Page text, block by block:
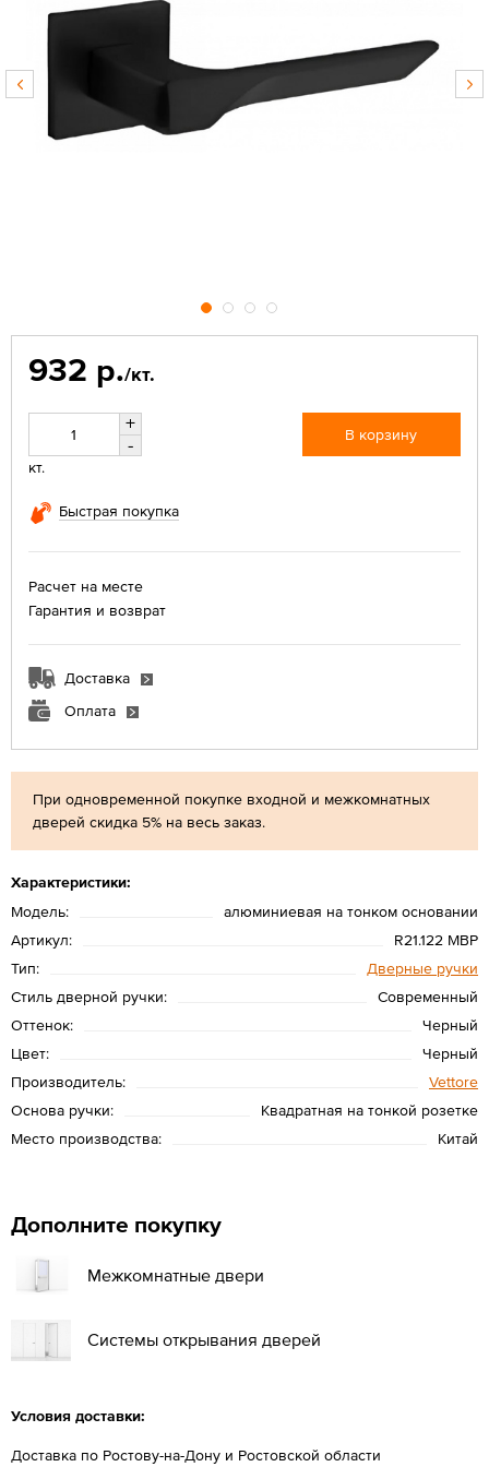
При одновременной покупке входной и межкомнатных
дверей скидка 5% на весь заказ.
Характеристики:
Модель:
алюминиевая на тонком основании
Артикул:
R21.122 MBP
Тип:
Дверные ручки
Стиль дверной ручки:
Современный
Оттенок:
Черный
Цвет:
Черный
Производитель:
Vettore
Основа ручки:
Квадратная на тонкой розетке
Место производства:
Китай
932 р./кт.
+
-
кт.
В корзину
Быстрая покупка
Расчет на месте
Гарантия и возврат
Доставка
Оплата
Дополните покупку
Межкомнатные двери
Системы открывания дверей
Условия доставки:
Доставка по Ростову-на-Дону и Ростовской области